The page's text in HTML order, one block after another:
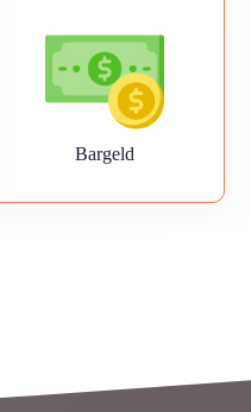
Bargeld